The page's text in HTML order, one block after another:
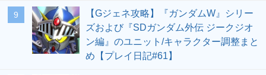
9
【Gジェネ攻略】『ガンダムW』シリー
ズおよび『SDガンダム外伝 ジークジオ
ン編』のユニット/キャラクター調整まと
め【プレイ日記#61】